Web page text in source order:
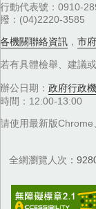
行動代表號：0910-
撥：(04)2220-3585
各機關聯絡資訊 ， 市
若有具體檢舉、建議
辦公日期： 政府行政
時間：12:00-13:00
請使用最新版
全網瀏覽人次